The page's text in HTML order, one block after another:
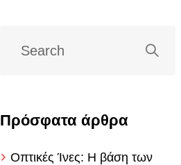
Πρόσφατα άρθρα
Οπτικές Ίνες: Η βάση των